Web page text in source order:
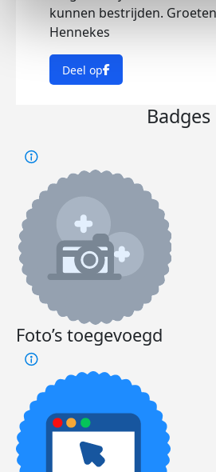
kunnen bestrijden.
Hennekes
Deel op
Badges
Foto’s toegevoegd